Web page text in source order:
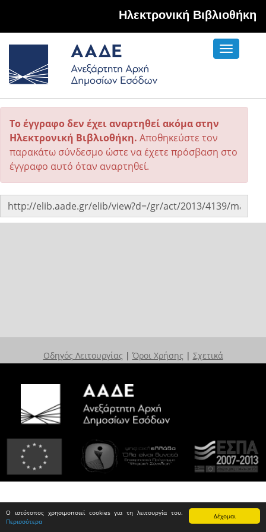
Δέχομαι
Ο ιστότοπος χρησιμοποιεί cookies για τη λειτουργία του.
Περισσότερα
Hλεκτρονική Βιβλιοθήκη
Toggle
Το έγγραφο δεν έχει αναρτηθεί ακόμα στην
Ηλεκτρονική Βιβλιοθήκη. Αποθηκεύστε τον
παρακάτω σύνδεσμο ώστε να έχετε πρόσβαση στο
έγγραφο αυτό όταν αναρτηθεί.
Οδηγός Λειτουργίας | Όροι Χρήσης | Σχετικά